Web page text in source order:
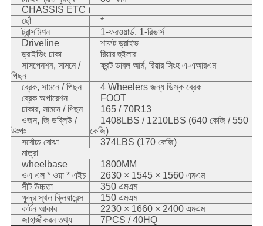
CHASSIS ETC।
ছোঁ
*
ট্রান্সমিশন
1-ফরওয়ার্ড, 1-রিভার্স
Driveline
শাফট ড্রাইভ
ড্রাইভিং চাকা
রিয়ার হুইলার
সাসপেনশন, সামনে /
পিছন
ফ্রন্ট ডাবল আর্ম, রিয়ার সিংহ এ-এআরএম
ব্রেক, সামনে / পিছন
4 Wheelers জন্য ডিস্ক ব্রেক
ব্রেক অপারেশন
FOOT
চাকার, সামনে / পিছন
165 / 70R13
ওজন, জি ডব্লিউ /
উঃপঃ
1408LBS / 1210LBS (640 কেজি / 550
কেজি)
সর্বোচ্চ বোঝা
374LBS (170 কেজি)
মাত্রা
wheelbase
1800MM
ওএ এল * ওয়া * এইচ
2630 × 1545 × 1560 এমএম
সীট উচ্চতা
350 এমএম
ক্ষুদ্র স্থল ক্লিয়ারেন্স
150 এমএম
কার্টন আকার
2230 × 1660 × 2400 এমএম
জাহাজীকরন তথ্য
7PCS / 40HQ